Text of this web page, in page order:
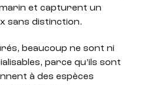
et capturent un
sans distinction.
beaucoup ne sont ni
parce qu’ils sont
à des espèces